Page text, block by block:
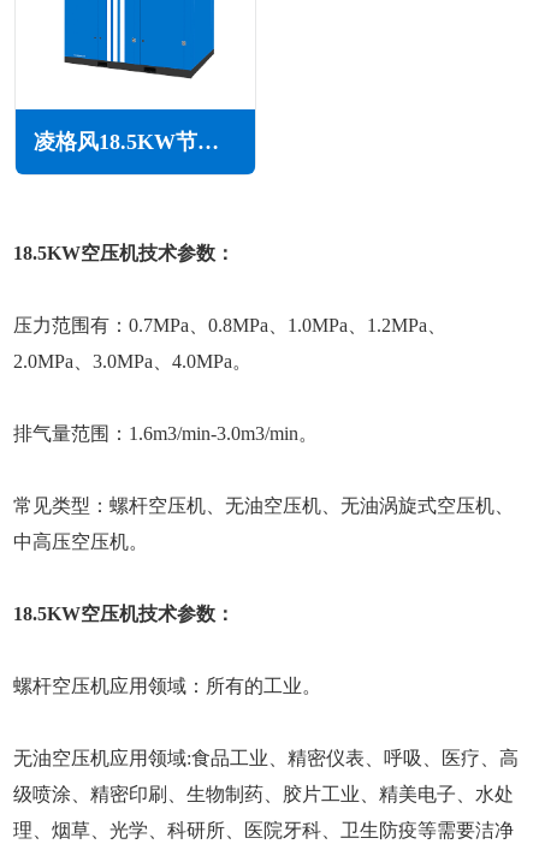
凌格风18.5KW节能空压机LS系列
18.5KW空压机技术参数：
压力范围有：0.7MPa、0.8MPa、1.0MPa、1.2MPa、
2.0MPa、3.0MPa、4.0MPa。
排气量范围：1.6m3/min-3.0m3/min。
常见类型：螺杆空压机、无油空压机、无油涡旋式空压机、
中高压空压机。
18.5KW空压机技术参数：
螺杆空压机应用领域：所有的工业。
无油空压机应用领域:食品工业、精密仪表、呼吸、医疗、高
级喷涂、精密印刷、生物制药、胶片工业、精美电子、水处
理、烟草、光学、科研所、医院牙科、卫生防疫等需要洁净